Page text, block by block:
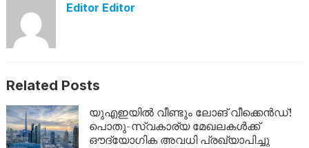
Editor Editor
Related Posts
യുഎഇയിൽ വീണ്ടും ലോങ് വീക്കെൻഡ്!
പൊതു-സ്വകാര്യ മേഖലകൾക്ക്
ഔദ്യോഗിക അവധി പ്രഖ്യാപിച്ചു